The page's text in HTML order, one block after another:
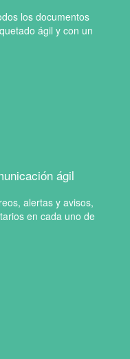
los documentos
ágil y con un
ágil
alertas y avisos,
en cada uno de